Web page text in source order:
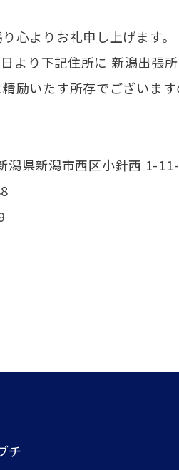
心よりお礼申し上げます。
より下記住所に 新潟出張
励いたす所存でございま
県新潟市西区小針西 1-
チ